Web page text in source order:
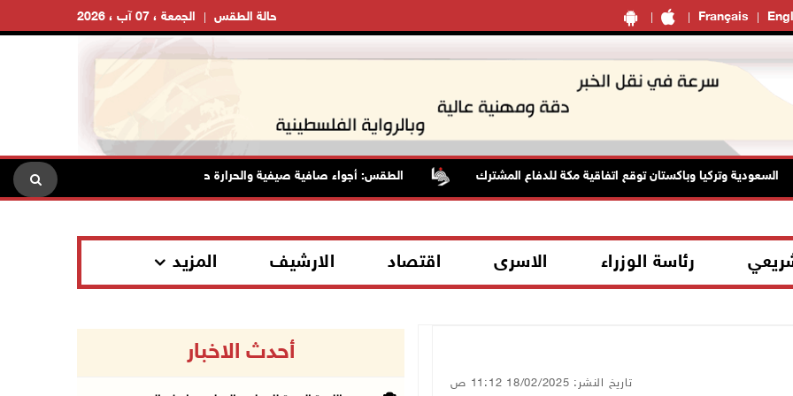
Français الجمعة ، 07 آب ، 2026 حالة الطقس
وتركيا وباكستان توقع اتفاقية مكة للدفاع المشترك الطقس: أجواء صافية صيفية والحرارة حول معدلها العام محافظة
رئاسة الوزراء الاسرى اقتصاد الارشيف المزيد
تاريخ النشر: 18/02/2025 11:12 ص
أحدث الاخبار